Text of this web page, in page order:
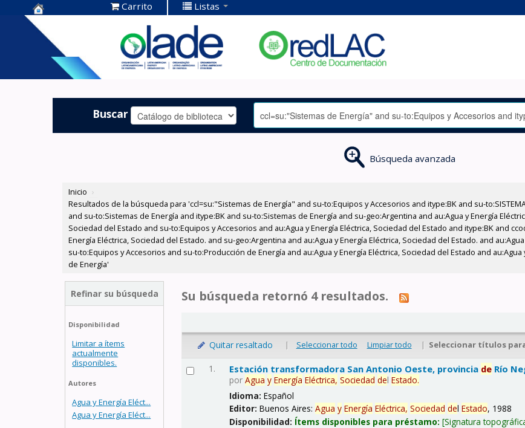
Centro de
Documentación
OLADE -
Carrito Listas
Buscar
Búsqueda avanzada
Inicio ›
Resultados de la búsqueda para 'ccl=su:"Sistemas de Energía" and su-to:Equipos y Accesorios and itype:BK and su-
and su-to:Sistemas de Energía and itype:BK and su-to:Sistemas de Energía and su-geo:Argentina and au:Agua y Energía
Sociedad del Estado and su-to:Equipos y Accesorios and au:Agua y Energía Eléctrica, Sociedad del Estado and itype:BK and
Energía Eléctrica, Sociedad del Estado. and su-geo:Argentina and au:Agua y Energía Eléctrica, Sociedad del Estado. and
su-to:Equipos y Accesorios and su-to:Producción de Energía and au:Agua y Energía Eléctrica, Sociedad del Estado and
de Energía'
Refinar su búsqueda
Disponibilidad
Limitar a ítems
actualmente
disponibles.
Autores
Agua y Energía Eléct...
Agua y Energía Eléct...
Su búsqueda retornó 4 resultados.
Quitar resaltado | Seleccionar todo Limpiar todo | Seleccionar títulos
1. Estación transformadora San Antonio Oeste, provincia de Río
porAgua y Energía Eléctrica, Sociedad delEstado.
Idioma:Español
Editor:Buenos Aires:Agua y Energía Eléctrica, Sociedad delEstado, 1988
Disponibilidad: Ítems disponibles para préstamo: Signatura